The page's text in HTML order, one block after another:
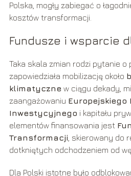
Polska, mogły zabiegać o
kosztów transformacji.
Fundusze i wsparcie
Taka skala zmian rodzi pytanie o
zapowiedziała mobilizację około
klimatycznew ciągu dekady,
zaangażowaniu Europejskiego
Inwestycyjnego i kapitału
elementów finansowania jest
Transformacji , skierowany do
dotkniętych odchodzeniem od
Dla Polski istotne było